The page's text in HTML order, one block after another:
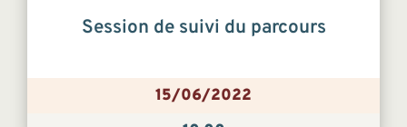
Session de suivi du parcours
15/06/2022